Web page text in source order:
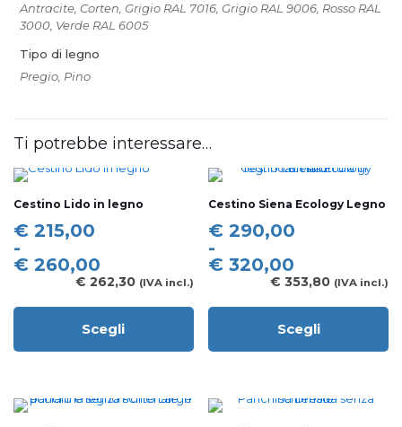
Antracite, Corten, Grigio RAL 7016, Grigio RAL 9006, Rosso RAL
3000, Verde RAL 6005
Tipo di legno
Pregio, Pino
Ti potrebbe interessare…
Cestino Lido in legno
€ 215,00
-
€ 260,00
Fascia
di
prezzo:
a
€ 260,00
€ 262,30 (IVA incl.)
Scegli
prodotto
varianti.
Cestino Siena Ecology Legno
€ 290,00
-
€ 320,00
Fascia
di
prezzo:
a
€ 320,00
€ 353,80 (IVA incl.)
Scegli
prodotto
varianti.